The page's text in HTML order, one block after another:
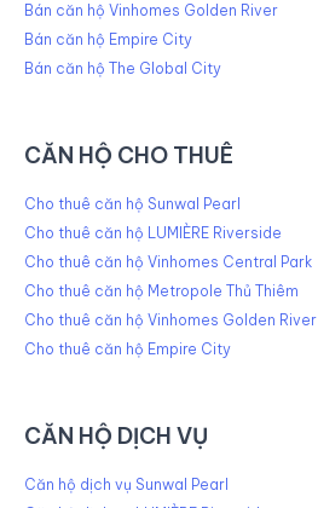
Bán căn hộ Vinhomes Golden River
Bán căn hộ Empire City
Bán căn hộ The Global City
CĂN HỘ CHO THUÊ
Cho thuê căn hộ Sunwal Pearl
Cho thuê căn hộ LUMIÈRE Riverside
Cho thuê căn hộ Vinhomes Central Park
Cho thuê căn hộ Metropole Thủ Thiêm
Cho thuê căn hộ Vinhomes Golden River
Cho thuê căn hộ Empire City
CĂN HỘ DỊCH VỤ
Căn hộ dịch vụ Sunwal Pearl